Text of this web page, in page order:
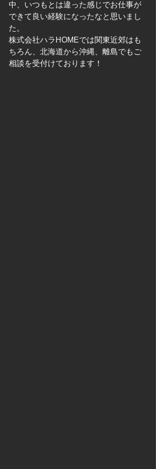
中、いつもとは違った感じでお仕事が
できて良い経験になったなと思いまし
た。
株式会社ハラHOMEでは関東近郊はも
ちろん、北海道から沖縄、離島でもご
相談を受付けております！